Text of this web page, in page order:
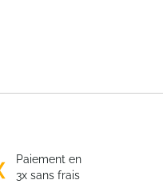
Paiement en
3x sans frais